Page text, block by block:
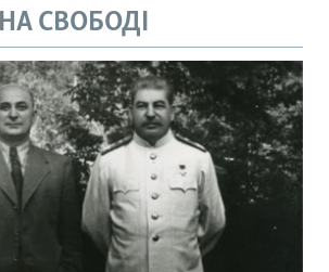
СВОБОДІ